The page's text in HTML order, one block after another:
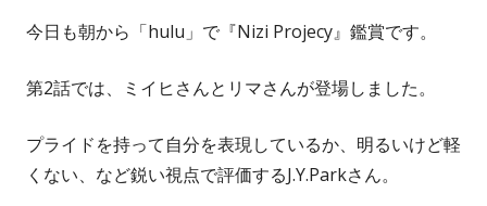
今日も朝から「hulu」で『Nizi Projecy』鑑賞です。
第2話では、ミイヒさんとリマさんが登場しました。
プライドを持って自分を表現しているか、明るいけど軽
くない、など鋭い視点で評価するJ.Y.Parkさん。